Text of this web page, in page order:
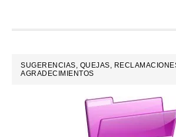
FOOTER
SUGERENCIAS, QUEJAS,
AGRADECIMIENTOS